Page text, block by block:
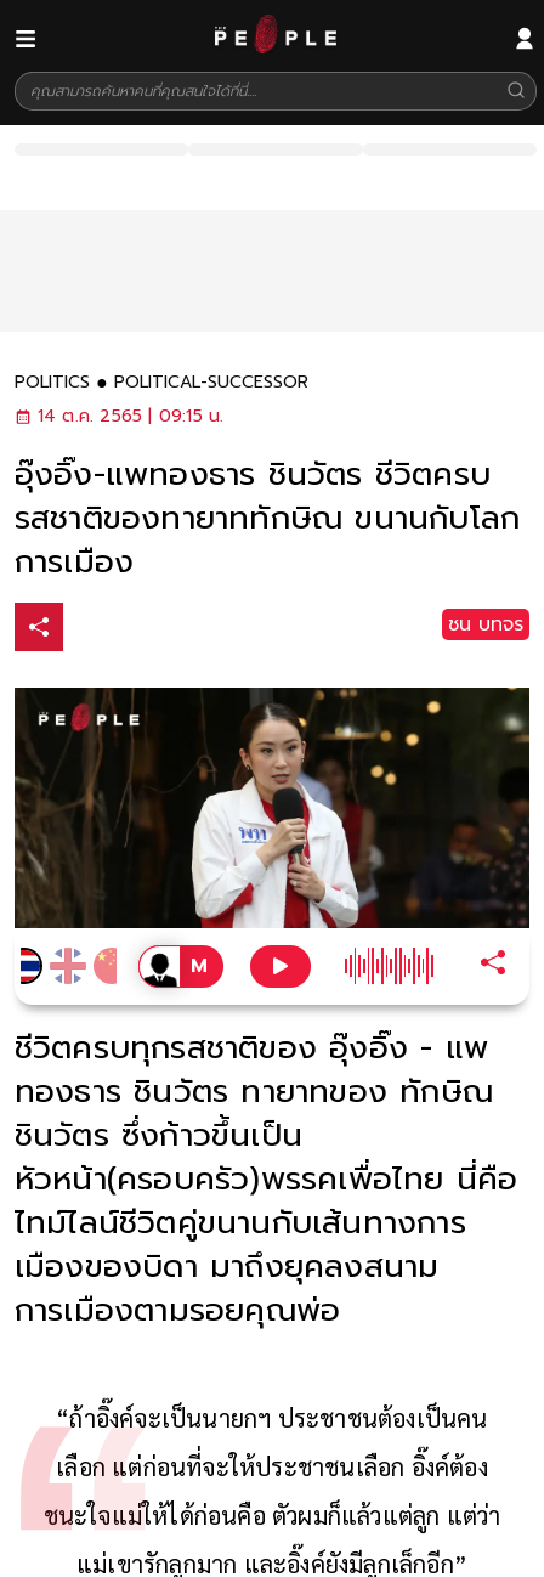
POLITICS
POLITICAL-SUCCESSOR
14 ต.ค. 2565 | 09:15 น.
อุ๊งอิ๊ง-แพทองธาร ชินวัตร ชีวิตครบ
รสชาติของทายาททักษิณ ขนานกับโลก
การเมือง
ชน บทจร
ชีวิตครบทุกรสชาติของ อุ๊งอิ๊ง - แพ
ทองธาร ชินวัตร ทายาทของ ทักษิณ
ชินวัตร ซึ่งก้าวขึ้นเป็น
หัวหน้า(ครอบครัว)พรรคเพื่อไทย นี่คือ
ไทม์ไลน์ชีวิตคู่ขนานกับเส้นทางการ
เมืองของบิดา มาถึงยุคลงสนาม
การเมืองตามรอยคุณพ่อ
“ถ้าอิ๊งค์จะเป็นนายกฯ ประชาชนต้องเป็นคน
เลือก แต่ก่อนที่จะให้ประชาชนเลือก อิ๊งค์ต้อง
ชนะใจแม่ให้ได้ก่อนคือ ตัวผมก็แล้วแต่ลูก แต่ว่า
แม่เขารักลูกมาก และอิ๊งค์ยังมีลูกเล็กอีก”